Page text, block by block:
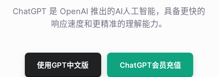
ChatGPT 是 OpenAI 推出的AI人工智能，具备更快的
响应速度和更精准的理解能力。
使用GPT中文版 ChatGPT会员充值